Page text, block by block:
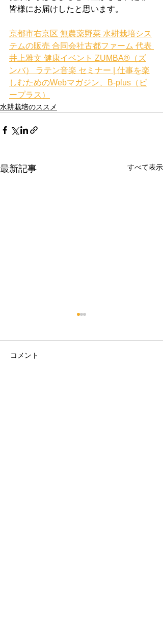
皆様にお届けしたと思います。
京都市右京区 無農薬野菜 水耕栽培シス
テムの販売 合同会社古都ファーム 代表
井上雅文 健康イベント ZUMBA®（ズ
ンバ） ラテン音楽 セミナー | 仕事を楽
しむためのWebマガジン、B-plus（ビ
ープラス）
水耕栽培のススメ
最新記事 すべて表示
コメント